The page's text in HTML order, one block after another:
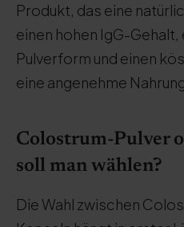
Produkt, das eine
einen hohen IgG-
Pulverform und einen
eine angenehme
Colostrum-Pulver
soll man wählen?
Die Wahl zwischen